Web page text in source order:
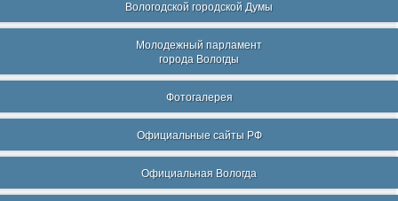
Вологодской городской Думы
Молодежный парламент
города Вологды
Фотогалерея
Официальные сайты РФ
Официальная Вологда